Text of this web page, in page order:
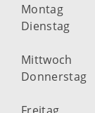
Montag
Dienstag
Mittwoch
Donnerstag